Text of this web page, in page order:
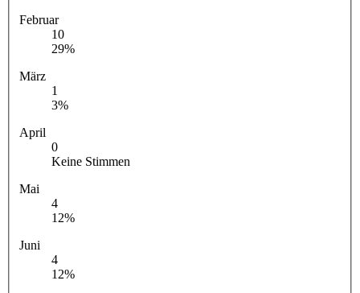
Februar
10
29%
März
1
3%
April
0
Keine Stimmen
Mai
4
12%
Juni
4
12%